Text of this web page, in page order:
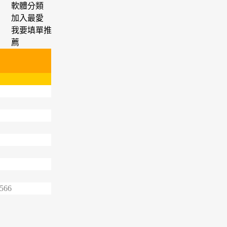
軟體分類
加入最愛
我要填單推
薦